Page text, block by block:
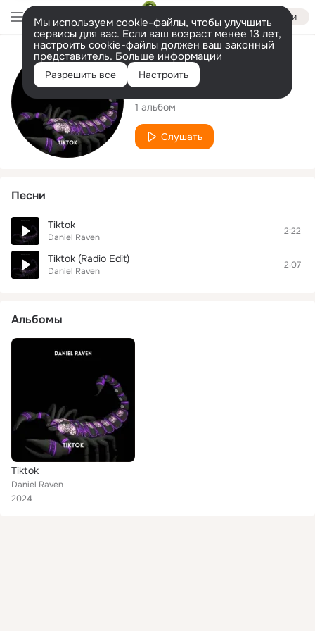
Войти
Мы используем cookie-файлы, чтобы улучшить
сервисы для вас. Если ваш возраст менее 13 лет,
настроить cookie-файлы должен ваш законный
представитель. Больше информации
Разрешить все Настроить
Исполнитель
Daniel Raven
1 альбом
Слушать
Песни
Tiktok
Daniel Raven
2:22
Tiktok (Radio Edit)
Daniel Raven
2:07
Альбомы
Tiktok
Daniel Raven
2024